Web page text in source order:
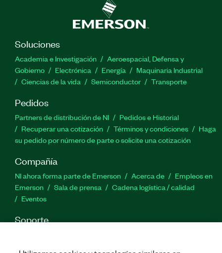
Soluciones
Academia e Investigación
Aeroespacial, Defensa y
Gobierno
Electrónica Energía
Maquinaria Industrial
Ciencias de la vida
Semiconductor Transporte
Pedidos
Partners de distribución de NI
Pedidos e Historial
Recuperar una cotización
Términos y condiciones
Haga
su pedido por número de parte o solicite una cotización
Compañía
NI ahora forma parte de Emerson Acerca de
Empleos en
Emerson
Sala de prensa
Cadena logística / calidad
Eventos
Soporte